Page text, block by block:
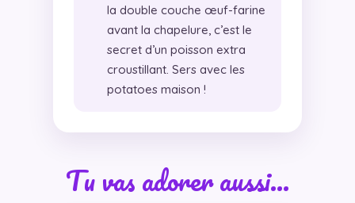
la double couche œuf-farine
avant la chapelure, c’est le
secret d’un poisson extra
croustillant. Sers avec les
potatoes maison !
Tu vas adorer aussi…